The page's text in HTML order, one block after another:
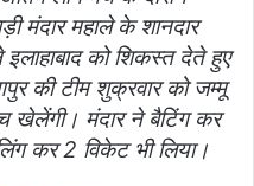
मंदार महाले के शानदार
को शिकस्त देते हुए
की टीम शुक्रवार को जम्मू
खेलेंगी। मंदार ने बैटिंग कर
कर 2 विकेट भी लिया।